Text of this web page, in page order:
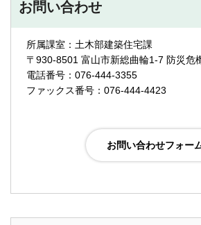
お問い合わせ
所属課室：土木部建築住宅課
〒930-8501 富山市新総曲輪1-7 防災危
電話番号：076-444-3355
ファックス番号：076-444-4423